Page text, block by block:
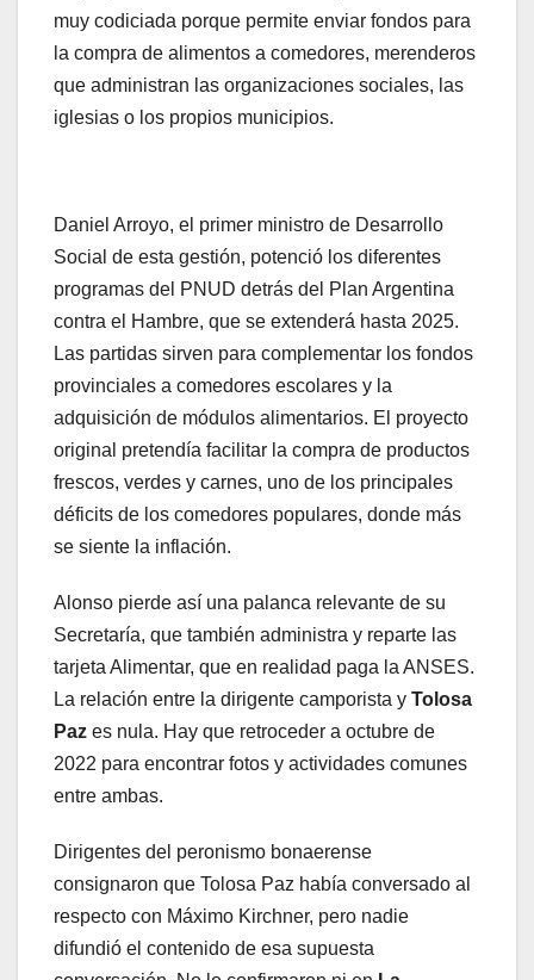
muy codiciada porque permite enviar fondos para
la compra de alimentos a comedores, merenderos
que administran las organizaciones sociales, las
iglesias o los propios municipios.
Daniel Arroyo, el primer ministro de Desarrollo
Social de esta gestión, potenció los diferentes
programas del PNUD detrás del Plan Argentina
contra el Hambre, que se extenderá hasta 2025.
Las partidas sirven para complementar los fondos
provinciales a comedores escolares y la
adquisición de módulos alimentarios. El proyecto
original pretendía facilitar la compra de productos
frescos, verdes y carnes, uno de los principales
déficits de los comedores populares, donde más
se siente la inflación.
Alonso pierde así una palanca relevante de su
Secretaría, que también administra y reparte las
tarjeta Alimentar, que en realidad paga la ANSES.
La relación entre la dirigente camporista y Tolosa
Paz es nula. Hay que retroceder a octubre de
2022 para encontrar fotos y actividades comunes
entre ambas.
Dirigentes del peronismo bonaerense
consignaron que Tolosa Paz había conversado al
respecto con Máximo Kirchner, pero nadie
difundió el contenido de esa supuesta